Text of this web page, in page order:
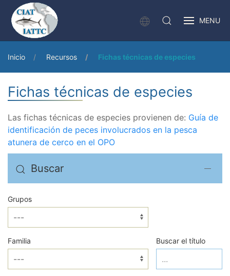
MENU
Inicio Recursos Fichas técnicas de especies
Fichas técnicas de especies
Las fichas técnicas de especies provienen de: Guía de
identificación de peces involucrados en la pesca
atunera de cerco en el OPO
Buscar
Grupos
Familia Buscar el título